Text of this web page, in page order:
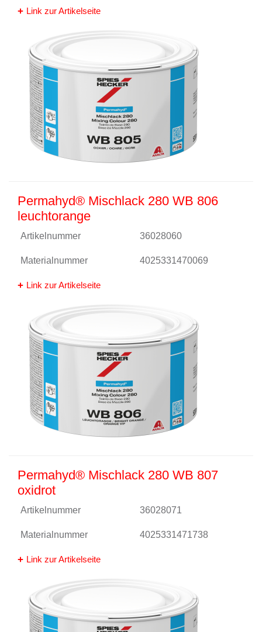
Link zur Artikelseite
Permahyd® Mischlack 280 WB 806
leuchtorange
Artikelnummer 36028060
Materialnummer 4025331470069
Link zur Artikelseite
Permahyd® Mischlack 280 WB 807
oxidrot
Artikelnummer 36028071
Materialnummer 4025331471738
Link zur Artikelseite